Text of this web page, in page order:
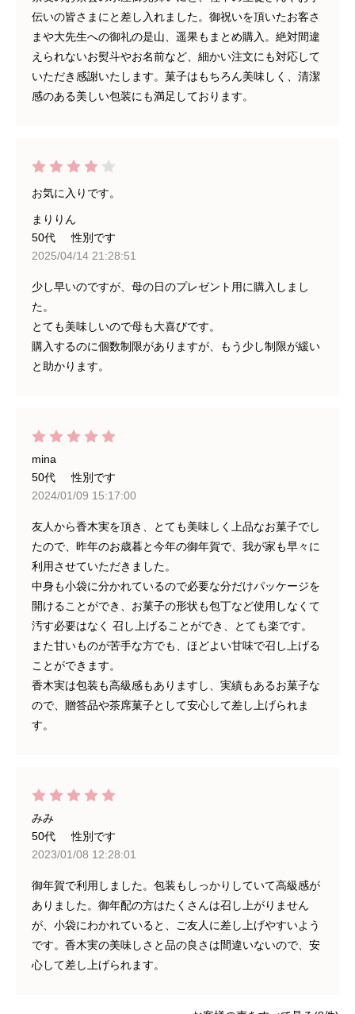
伝いの皆さまにと差し入れました。御祝いを頂いたお客さ
まや大先生への御礼の是山、遥果もまとめ購入。絶対間違
えられないお熨斗やお名前など、細かい注文にも対応して
いただき感謝いたします。菓子はもちろん美味しく、清潔
感のある美しい包装にも満足しております。
お気に入りです。
まりりん
50代
性別です
2025/04/14 21:28:51
少し早いのですが、母の日のプレゼント用に購入しまし
た。
とても美味しいので母も大喜びです。
購入するのに個数制限がありますが、もう少し制限が緩い
と助かります。
mina
50代
性別です
2024/01/09 15:17:00
友人から香木実を頂き、とても美味しく上品なお菓子でし
たので、昨年のお歳暮と今年の御年賀で、我が家も早々に
利用させていただきました。
中身も小袋に分かれているので必要な分だけパッケージを
開けることができ、お菓子の形状も包丁など使用しなくて
汚す必要はなく 召し上げることができ、とても楽です。
また甘いものが苦手な方でも、ほどよい甘味で召し上げる
ことができます。
香木実は包装も高級感もありますし、実績もあるお菓子な
ので、贈答品や茶席菓子として安心して差し上げられま
す。
みみ
50代
性別です
2023/01/08 12:28:01
御年賀で利用しました。包装もしっかりしていて高級感が
ありました。御年配の方はたくさんは召し上がりません
が、小袋にわかれていると、ご友人に差し上げやすいよう
です。香木実の美味しさと品の良さは間違いないので、安
心して差し上げられます。